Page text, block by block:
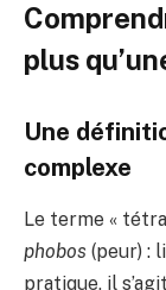
plus
Une
complexe
Le terme «
phobos (peur) :
pratique, il